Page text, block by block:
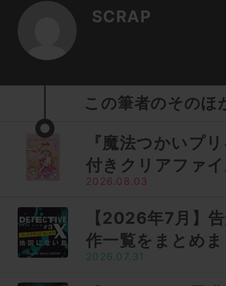
SCRAP
この筆者のそのほ
『魔法つかいプ
付きクリアファ
2026.08.03
【2026年7月】
作一覧をまとめ
2026.07.31